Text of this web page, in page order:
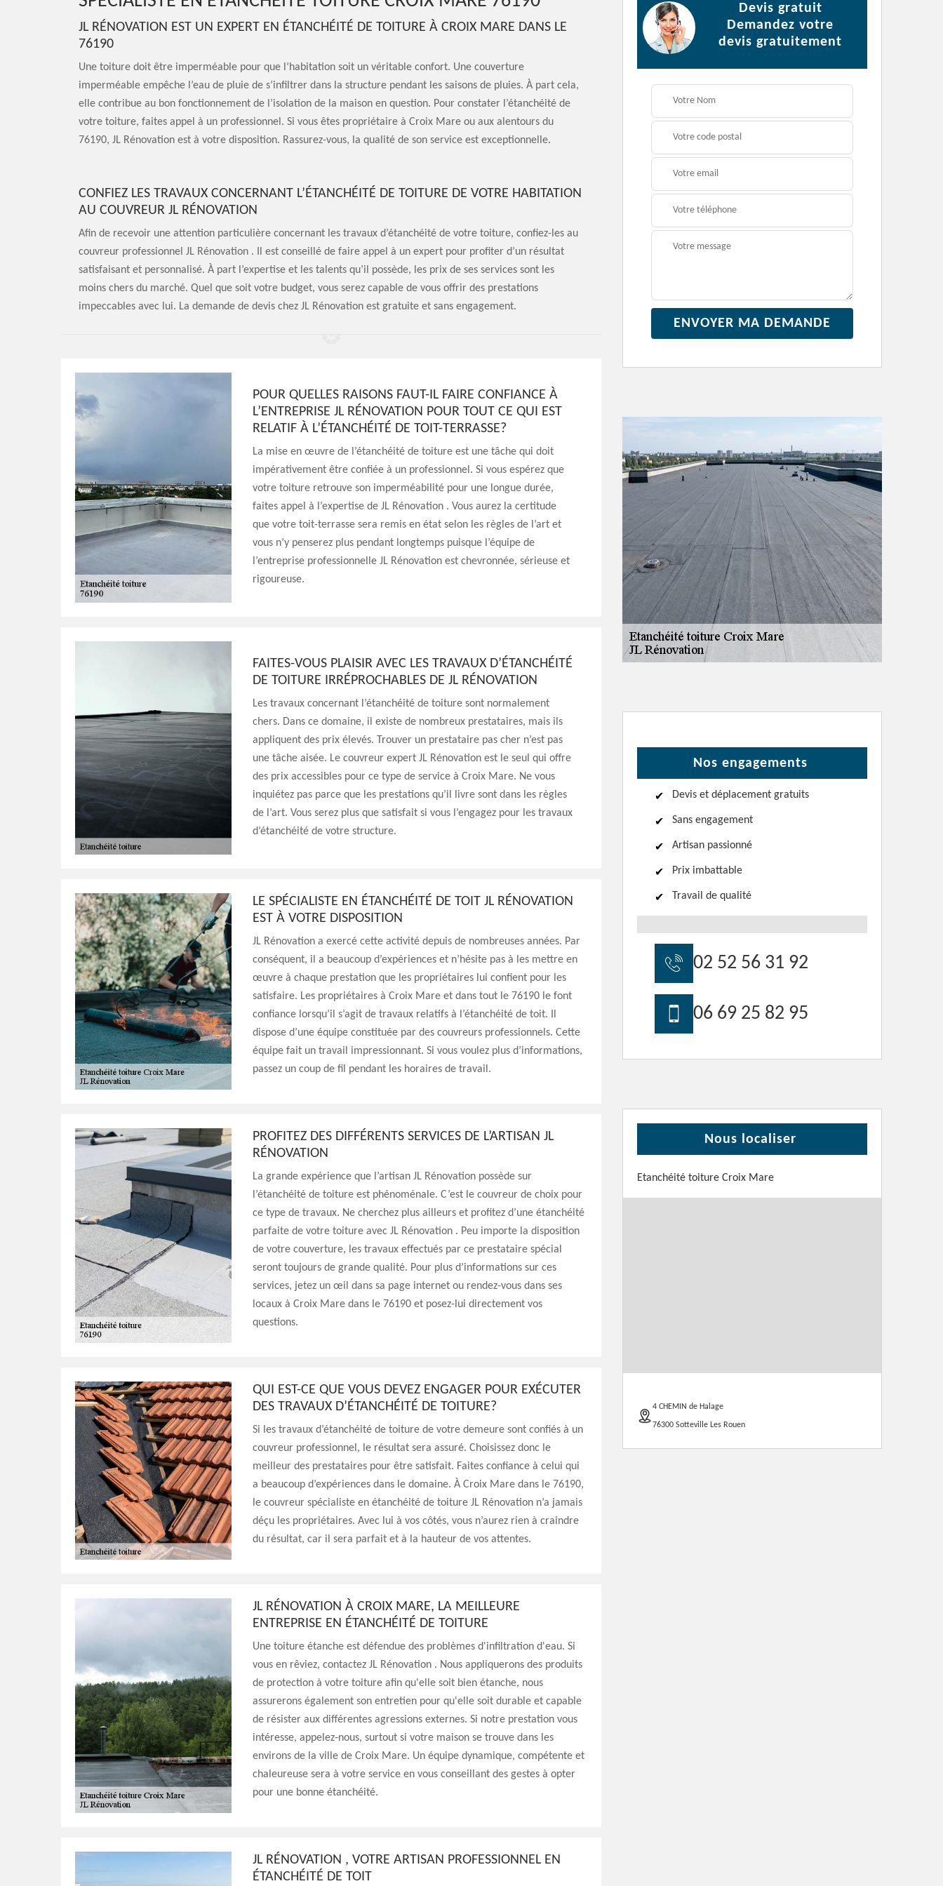
JL RÉNOVATION EST UN EXPERT EN ÉTANCHÉITÉ DE TOITURE À CROIX MARE DANS LE
76190
Une toiture doit être imperméable pour que l’habitation soit un véritable confort. Une couverture
imperméable empêche l’eau de pluie de s’infiltrer dans la structure pendant les saisons de pluies. À part cela,
elle contribue au bon fonctionnement de l’isolation de la maison en question. Pour constater l’étanchéité de
votre toiture, faites appel à un professionnel. Si vous êtes propriétaire à Croix Mare ou aux alentours du
76190, JL Rénovation est à votre disposition. Rassurez-vous, la qualité de son service est exceptionnelle.
CONFIEZ LES TRAVAUX CONCERNANT L’ÉTANCHÉITÉ DE TOITURE DE VOTRE HABITATION
AU COUVREUR JL RÉNOVATION
Afin de recevoir une attention particulière concernant les travaux d’étanchéité de votre toiture, confiez-les au
couvreur professionnel JL Rénovation . Il est conseillé de faire appel à un expert pour profiter d’un résultat
satisfaisant et personnalisé. À part l’expertise et les talents qu’il possède, les prix de ses services sont les
moins chers du marché. Quel que soit votre budget, vous serez capable de vous offrir des prestations
impeccables avec lui. La demande de devis chez JL Rénovation est gratuite et sans engagement.
POUR QUELLES RAISONS FAUT-IL FAIRE CONFIANCE À
L’ENTREPRISE JL RÉNOVATION POUR TOUT CE QUI EST
RELATIF À L’ÉTANCHÉITÉ DE TOIT-TERRASSE?
La mise en œuvre de l’étanchéité de toiture est une tâche qui doit
impérativement être confiée à un professionnel. Si vous espérez que
votre toiture retrouve son imperméabilité pour une longue durée,
faites appel à l’expertise de JL Rénovation . Vous aurez la certitude
que votre toit-terrasse sera remis en état selon les règles de l’art et
vous n’y penserez plus pendant longtemps puisque l’équipe de
l’entreprise professionnelle JL Rénovation est chevronnée, sérieuse et
rigoureuse.
FAITES-VOUS PLAISIR AVEC LES TRAVAUX D’ÉTANCHÉITÉ
DE TOITURE IRRÉPROCHABLES DE JL RÉNOVATION
Les travaux concernant l’étanchéité de toiture sont normalement
chers. Dans ce domaine, il existe de nombreux prestataires, mais ils
appliquent des prix élevés. Trouver un prestataire pas cher n’est pas
une tâche aisée. Le couvreur expert JL Rénovation est le seul qui offre
des prix accessibles pour ce type de service à Croix Mare. Ne vous
inquiétez pas parce que les prestations qu’il livre sont dans les règles
de l’art. Vous serez plus que satisfait si vous l’engagez pour les travaux
d’étanchéité de votre structure.
LE SPÉCIALISTE EN ÉTANCHÉITÉ DE TOIT JL RÉNOVATION
EST À VOTRE DISPOSITION
JL Rénovation a exercé cette activité depuis de nombreuses années. Par
conséquent, il a beaucoup d’expériences et n’hésite pas à les mettre en
œuvre à chaque prestation que les propriétaires lui confient pour les
satisfaire. Les propriétaires à Croix Mare et dans tout le 76190 le font
confiance lorsqu’il s’agit de travaux relatifs à l’étanchéité de toit. Il
dispose d’une équipe constituée par des couvreurs professionnels. Cette
équipe fait un travail impressionnant. Si vous voulez plus d’informations,
passez un coup de fil pendant les horaires de travail.
PROFITEZ DES DIFFÉRENTS SERVICES DE L’ARTISAN JL
RÉNOVATION
La grande expérience que l’artisan JL Rénovation possède sur
l’étanchéité de toiture est phénoménale. C’est le couvreur de choix pour
ce type de travaux. Ne cherchez plus ailleurs et profitez d’une étanchéité
parfaite de votre toiture avec JL Rénovation . Peu importe la disposition
de votre couverture, les travaux effectués par ce prestataire spécial
seront toujours de grande qualité. Pour plus d’informations sur ces
services, jetez un œil dans sa page internet ou rendez-vous dans ses
locaux à Croix Mare dans le 76190 et posez-lui directement vos
questions.
QUI EST-CE QUE VOUS DEVEZ ENGAGER POUR EXÉCUTER
DES TRAVAUX D’ÉTANCHÉITÉ DE TOITURE?
Si les travaux d’étanchéité de toiture de votre demeure sont confiés à un
couvreur professionnel, le résultat sera assuré. Choisissez donc le
meilleur des prestataires pour être satisfait. Faites confiance à celui qui
a beaucoup d’expériences dans le domaine. À Croix Mare dans le 76190,
le couvreur spécialiste en étanchéité de toiture JL Rénovation n’a jamais
déçu les propriétaires. Avec lui à vos côtés, vous n’aurez rien à craindre
du résultat, car il sera parfait et à la hauteur de vos attentes.
JL RÉNOVATION À CROIX MARE, LA MEILLEURE
ENTREPRISE EN ÉTANCHÉITÉ DE TOITURE
Une toiture étanche est défendue des problèmes d'infiltration d'eau. Si
vous en rêviez, contactez JL Rénovation . Nous appliquerons des produits
de protection à votre toiture afin qu'elle soit bien étanche, nous
assurerons également son entretien pour qu'elle soit durable et capable
de résister aux différentes agressions externes. Si notre prestation vous
intéresse, appelez-nous, surtout si votre maison se trouve dans les
environs de la ville de Croix Mare. Un équipe dynamique, compétente et
chaleureuse sera à votre service en vous conseillant des gestes à opter
pour une bonne étanchéité.
JL RÉNOVATION , VOTRE ARTISAN PROFESSIONNEL EN
ÉTANCHÉITÉ DE TOIT
Devis gratuit
Demandez votre
devis gratuitement
Nos engagements
Devis et déplacement gratuits
Sans engagement
Artisan passionné
Prix imbattable
Travail de qualité
02 52 56 31 92
06 69 25 82 95
Nous localiser
Etanchéité toiture Croix Mare
4 CHEMIN de Halage
76300 Sotteville Les Rouen